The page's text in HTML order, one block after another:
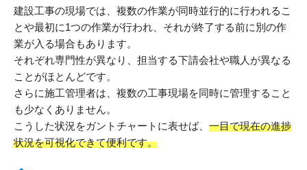
建設工事の現場では、複数の作業が同時並行的に行われるこ
とや最初に1つの作業が行われ、それが終了する前に別の作
業が入る場合もあります。
それぞれ専門性が異なり、担当する下請会社や職人が異なる
ことがほとんどです。
さらに施工管理者は、複数の工事現場を同時に管理すること
も少なくありません。
こうした状況をガントチャートに表せば、 一目で現在の進捗
状況を可視化できて便利です。